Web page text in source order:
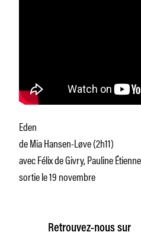
Eden
de Mia Hansen-Løve (2h11)
avec Félix de Givry, Pauline
sortie le 19 novembre
Retrouvez-nous sur